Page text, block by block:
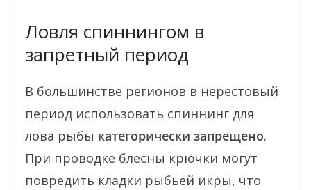
Ловля спиннингом в
запретный период
В большинстве регионов в нерестовый
период использовать спиннинг для
лова рыбы категорически запрещено.
При проводке блесны крючки могут
повредить кладки рыбьей икры, что